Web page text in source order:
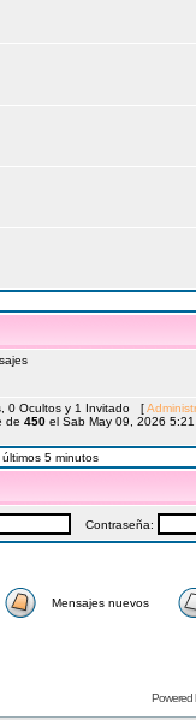
0 Ocultos y 1 Invitado [
de 450el Sab May 09, 2026 5:21
5 minutos
Contraseña:
Mensajes nuevos
Powered